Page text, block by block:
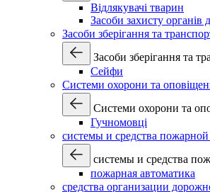
Відлякувачі тварин
Засоби захисту органів
Засоби зберігання та
Засоби зберігання та
Сейфи
Системи охорони та
Системи охорони та
Гучномовці
системы и средства пожарной
системы и средства
пожарная автоматика
средства организации